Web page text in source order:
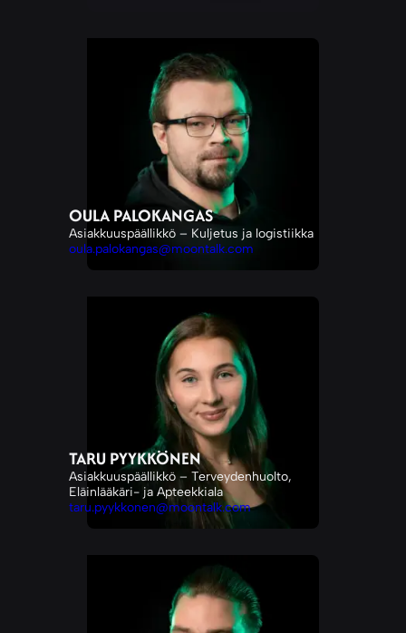
OULA PALOKANGAS
Asiakkuuspäällikkö – Kuljetus ja logistiikka
oula.palokangas@moontalk.com
TARU PYYKKÖNEN
Asiakkuuspäällikkö – Terveydenhuolto,
Eläinlääkäri- ja Apteekkiala
taru.pyykkonen@moontalk.com